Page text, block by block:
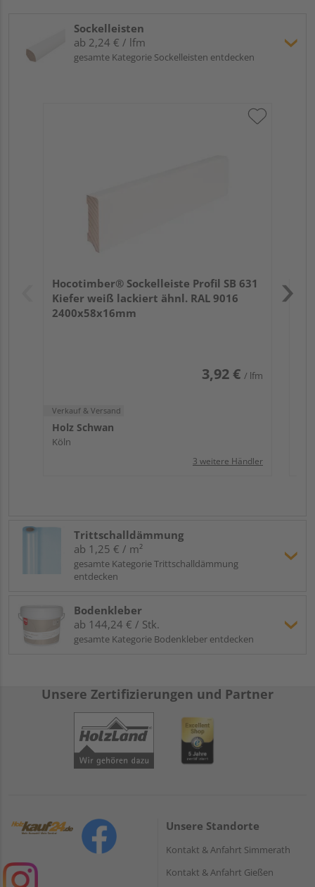
Sockelleisten
ab 2,24 € / lfm
gesamte Kategorie Sockelleisten entdecken
Hocotimber® Sockelleiste Profil SB 631
Kiefer weiß lackiert ähnl. RAL 9016
2400x58x16mm
3,92 € / lfm
Verkauf & Versand
Holz Schwan
Köln
3 weitere Händler
Trittschalldämmung
ab 1,25 € / m²
gesamte Kategorie Trittschalldämmung
entdecken
Bodenkleber
ab 144,24 € / Stk.
gesamte Kategorie Bodenkleber entdecken
Unsere Zertifizierungen und Partner
Unsere Standorte
Kontakt & Anfahrt Simmerath
Kontakt & Anfahrt Gießen